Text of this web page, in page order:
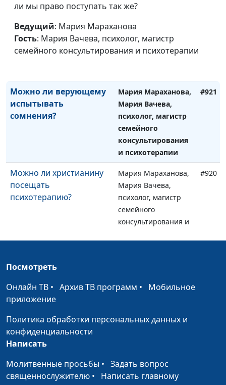
ли мы право поступать так же?
Ведущий: Мария Мараханова
Гость: Мария Вачева, психолог, магистр
семейного консультирования и психотерапии
Как справиться с
изменой в христианском
браке?
Мария Мараханова,
Мария Вачева,
психолог, магистр
семейного
консультирования и
Можно ли верующему
испытывать
сомнения?
Мария Мараханова,
Мария Вачева,
психолог, магистр
семейного
консультирования
и психотерапии
#921
Можно ли христианину
посещать
психотерапию?
Мария Мараханова,
Мария Вачева,
психолог, магистр
семейного
консультирования и
#920
точки зрения
семейного
Гнев в жизни
христианина
психолог, магистр
семейного
Посмотреть
Онлайн ТВ • Архив ТВ программ • Мобильное
приложение
Политика обработки персональных данных и
конфиденциальности
Написать
Молитвенные просьбы • Задать вопрос
священнослужителю • Написать главному